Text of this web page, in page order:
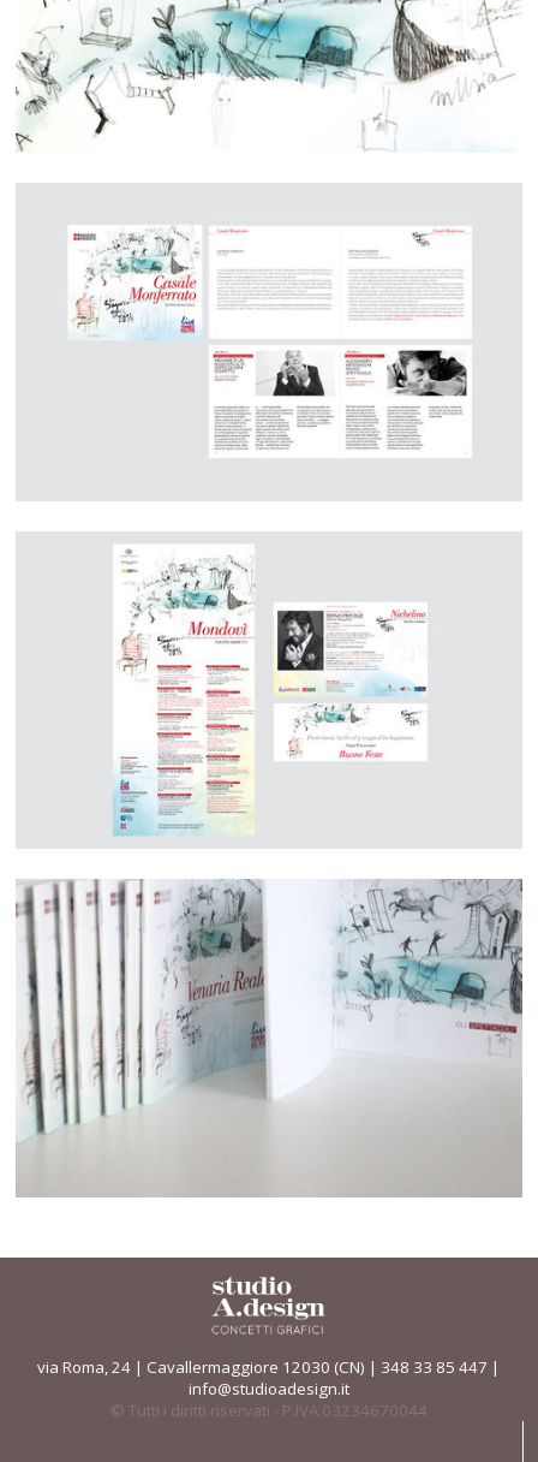
via Roma, 24 | Cavallermaggiore 12030 (CN) | 348 33 85 447 |
info@studioadesign.it
© Tutti i diritti riservati - P.IVA 03234670044